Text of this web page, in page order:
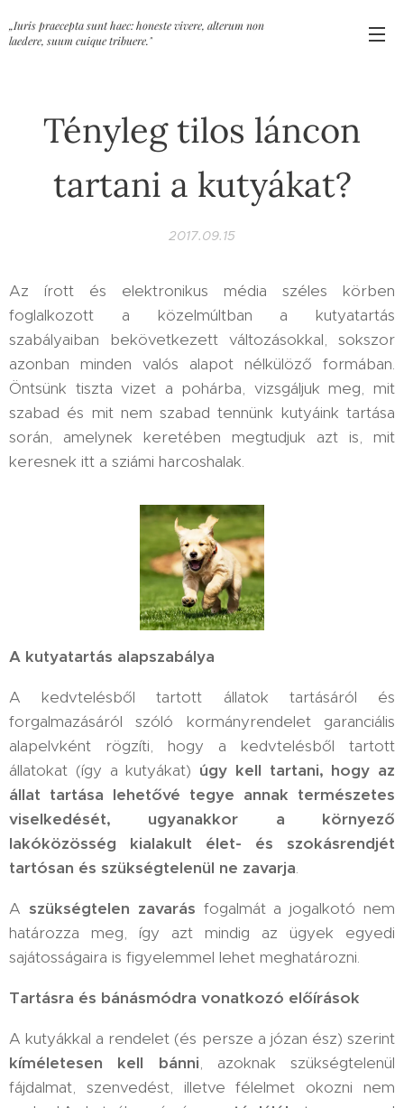
„Iuris praecepta sunt haec: honeste vivere, alterum non
laedere, suum cuique tribuere."
Tényleg tilos láncon
tartani a kutyákat?
2017.09.15
Az írott és elektronikus média széles körben
foglalkozott a közelmúltban a kutyatartás
szabályaiban bekövetkezett változásokkal, sokszor
azonban minden valós alapot nélkülöző formában.
Öntsünk tiszta vizet a pohárba, vizsgáljuk meg, mit
szabad és mit nem szabad tennünk kutyáink tartása
során, amelynek keretében megtudjuk azt is, mit
keresnek itt a sziámi harcoshalak.
A kutyatartás alapszabálya
A kedvtelésből tartott állatok tartásáról és
forgalmazásáról szóló kormányrendelet garanciális
alapelvként rögzíti, hogy a kedvtelésből tartott
állatokat (így a kutyákat) úgy kell tartani, hogy az
állat tartása lehetővé tegye annak természetes
viselkedését, ugyanakkor a környező
lakóközösség kialakult élet- és szokásrendjét
tartósan és szükségtelenül ne zavarja.
A szükségtelen zavarás fogalmát a jogalkotó nem
határozza meg, így azt mindig az ügyek egyedi
sajátosságaira is figyelemmel lehet meghatározni.
Tartásra és bánásmódra vonatkozó előírások
A kutyákkal a rendelet (és persze a józan ész) szerint
kíméletesen kell bánni, azoknak szükségtelenül
fájdalmat, szenvedést, illetve félelmet okozni nem